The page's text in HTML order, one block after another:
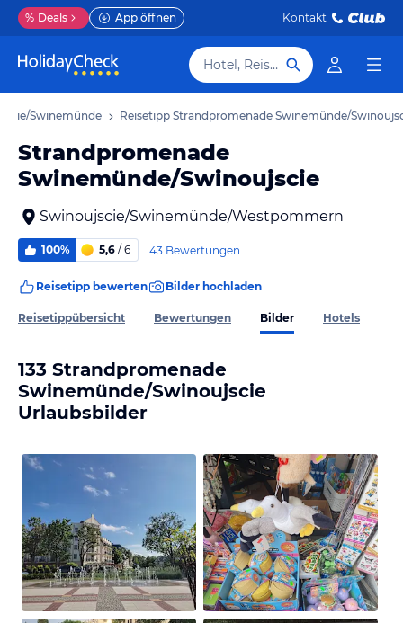
% Deals App öffnen Kontakt
Hotel, Reiseziel
Swinemünde Reisetipp Strandpromenade Swinemünde/
Strandpromenade
Swinemünde/Swinoujscie
Swinoujscie/Swinemünde/Westpommern
100% 5,6 / 6 43 Bewertungen
Reisetipp bewerten Bilder hochladen
Reisetippübersicht Bewertungen Bilder Hotels
133 Strandpromenade
Swinemünde/Swinoujscie
Urlaubsbilder